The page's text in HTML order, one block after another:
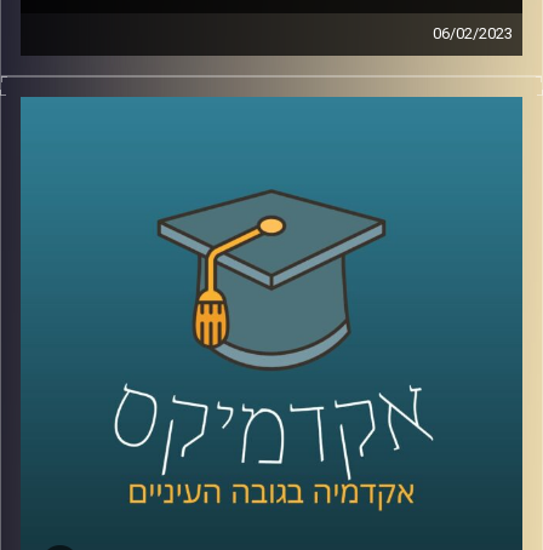
06/02/2023
בשנים האחרונות המשפט הבינלאומי הפך לזירת לאחד ממוקדי
המאבק המרכזיים של מדינת ישראל. כדי להבין טוב יותר את
AudioVersity